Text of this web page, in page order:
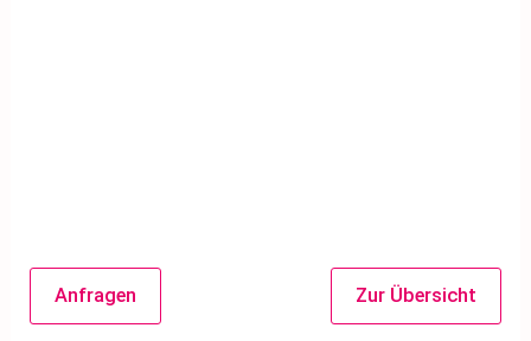
Anfragen Zur Übersicht